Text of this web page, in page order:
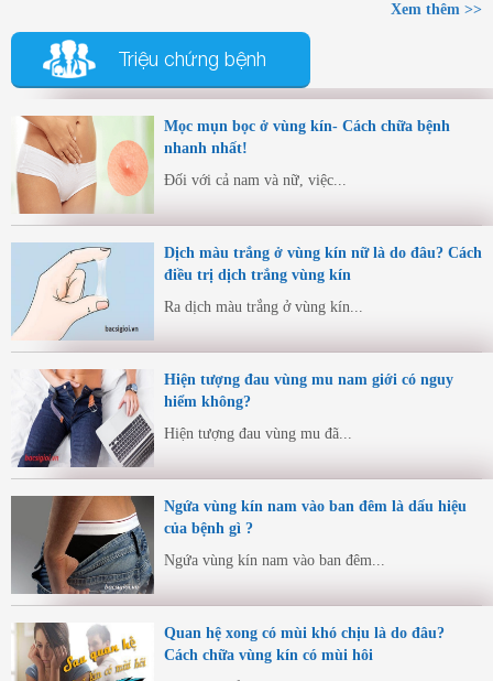
Xem thêm >>
Triệu chứng bệnh
Mọc mụn bọc ở vùng kín- Cách chữa bệnh
nhanh nhất!
Đối với cả nam và nữ, việc...
Dịch màu trắng ở vùng kín nữ là do đâu? Cách
điều trị dịch trắng vùng kín
Ra dịch màu trắng ở vùng kín...
Hiện tượng đau vùng mu nam giới có nguy
hiểm không?
Hiện tượng đau vùng mu đã...
Ngứa vùng kín nam vào ban đêm là dấu hiệu
của bệnh gì ?
Ngứa vùng kín nam vào ban đêm...
Quan hệ xong có mùi khó chịu là do đâu?
Cách chữa vùng kín có mùi hôi